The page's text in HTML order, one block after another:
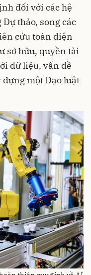
đối với các hệ
thảo, song các
cứu toàn diện
sở hữu, quyền tài
dữ liệu, vấn đề
dựng một Đạo luật